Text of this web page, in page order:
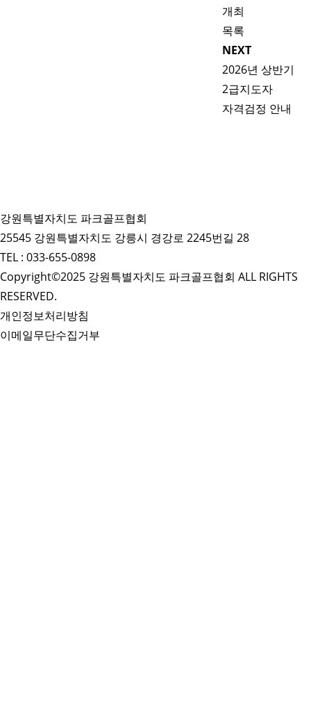
개최
목록
NEXT
2026년 상반기
2급지도자
자격검정 안내
강원특별자치도 파크골프협회
25545 강원특별자치도 강릉시 경강로 2245번길 28
TEL : 033-655-0898
Copyright©2025 강원특별자치도 파크골프협회 ALL RIGHTS
RESERVED.
개인정보처리방침
이메일무단수집거부